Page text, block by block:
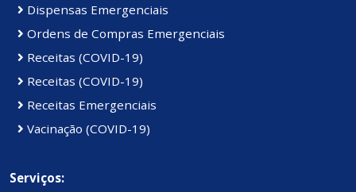
Dispensas Emergenciais
Ordens de Compras Emergenciais
Receitas (COVID-19)
Receitas (COVID-19)
Receitas Emergenciais
Vacinação (COVID-19)
Serviços: